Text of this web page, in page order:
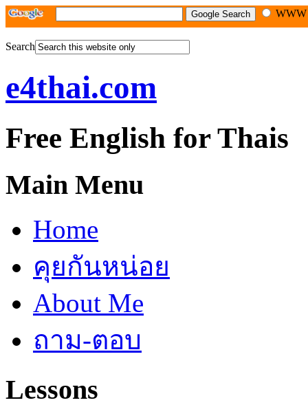
Search
e4thai.com
Free English for Thais
Main Menu
Home
คุยกันหน่อย
About Me
ถาม-ตอบ
Lessons